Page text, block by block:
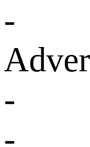
-
-
-